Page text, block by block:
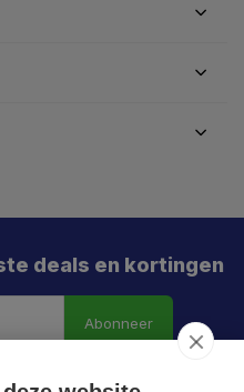
deals en kortingen
Abonneer
actie, aanbieding